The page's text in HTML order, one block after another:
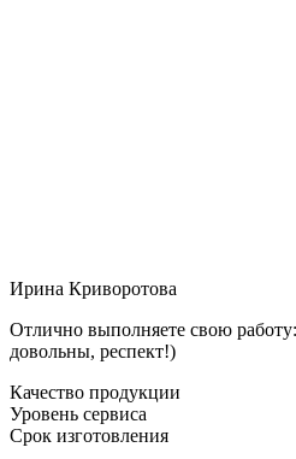
Ирина Криворотова
Отлично выполняете свою
довольны, респект!)
Качество продукции
Уровень сервиса
Срок изготовления